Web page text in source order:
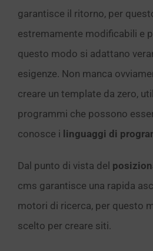
garantisce il ritorno, per
estremamente modificabili e
questo modo si adattano
esigenze. Non manca
creare un template da zero,
programmi che possono
conosce i linguaggi di
Dal punto di vista del
cms garantisce una rapida
motori di ricerca, per questo
scelto per creare siti.